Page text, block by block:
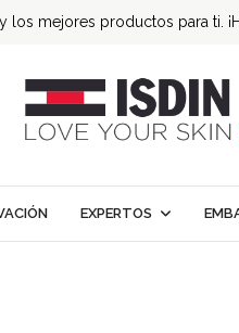
los mejores productos para ti.
EXPERTOS